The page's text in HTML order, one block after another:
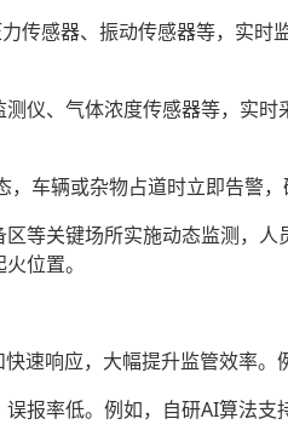
传感器、振动传感器等，实
仪、气体浓度传感器等，实
车辆或杂物占道时立即告警，
区等关键场所实施动态监测，
位置。
速响应，大幅提升监管效率。
报率低。例如，自研AI算法